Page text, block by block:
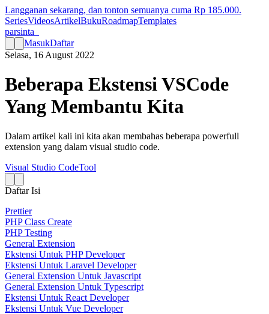
Langganan sekarang, dan tonton semuanya cuma Rp 185.000.
SeriesVideosArtikelBukuRoadmapTemplates
parsinta_
MasukDaftar
Selasa, 16 August 2022
Beberapa Ekstensi VSCode
Yang Membantu Kita
Dalam artikel kali ini kita akan membahas beberapa powerfull
extension yang dalam visual studio code.
Visual Studio CodeTool
Daftar Isi
Prettier
PHP Class Create
PHP Testing
General Extension
Ekstensi Untuk PHP Developer
Ekstensi Untuk Laravel Developer
General Extension Untuk Javascript
General Extension Untuk Typescript
Ekstensi Untuk React Developer
Ekstensi Untuk Vue Developer